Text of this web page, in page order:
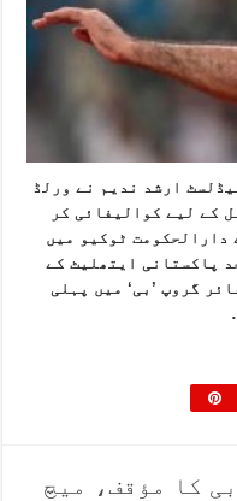
ارشد ندیم نے ورلڈ
شپ 2025 کے فائنل کے لیے کوالیفائی کر
دارالحکومت ٹوکیو میں
پاکستانی ایتھلیٹ کے
گروپ ’بی‘ میں پہلی
کا مؤقف، میچ